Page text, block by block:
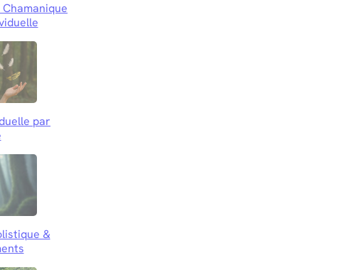
par
&